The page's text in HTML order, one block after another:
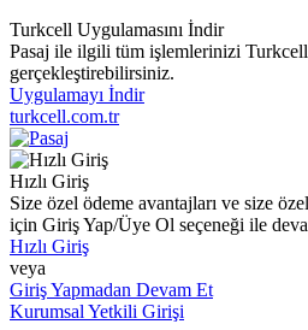
Turkcell Uygulamasını İndir
Pasaj ile ilgili tüm işlemlerinizi Turkcell
gerçekleştirebilirsiniz.
Uygulamayı İndir
turkcell.com.tr
Hızlı Giriş
Size özel ödeme avantajları ve size
için Giriş Yap/Üye Ol seçeneği ile
Hızlı Giriş
veya
Giriş Yapmadan Devam Et
Kurumsal Yetkili Girişi